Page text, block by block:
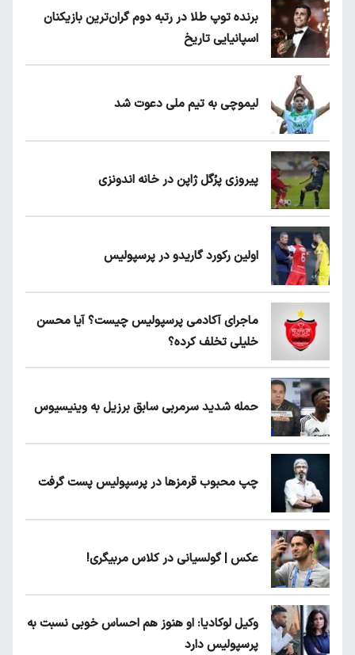
برنده توپ طلا در رتبه دوم گران‌ترین بازیکنان
اسپانیایی تاریخ
لیموچی به تیم ملی دعوت شد
پیروزی پرُگل ژاپن در خانه اندونزی
اولین رکورد گاریدو در پرسپولیس
ماجرای آکادمی پرسپولیس چیست؟ آیا محسن
خلیلی تخلف کرده؟
حمله شدید سرمربی سابق برزیل به وینیسیوس
چپ محبوب قرمزها در پرسپولیس پست گرفت
عکس | گولسیانی در کلاس مربیگری!
وکیل لوکادیا: او هنوز هم احساس خوبی نسبت به
پرسپولیس دارد